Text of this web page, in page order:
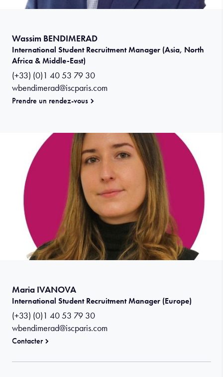
Wassim BENDIMERAD
International Student Recruitment Manager (Asia, North
Africa & Middle-East)
(+33) (0)1 40 53 79 30
wbendimerad@iscparis.com
Prendre un rendez-vous
Maria IVANOVA
International Student Recruitment Manager (Europe)
(+33) (0)1 40 53 79 30
wbendimerad@iscparis.com
Contacter